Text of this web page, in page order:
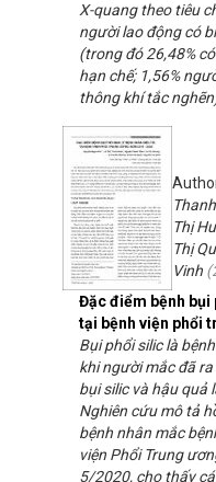
X-quang theo tiêu
người lao động có
(trong đó 26,48%
hạn chế; 1,56%
thông khí tắc
Đặc điểm bệnh bụi
tại bệnh viện phổi
Thị
Thị
Vinh (
Bụi phổi silic là
khi người mắc đã
bụi silic và hậu quả
Nghiên cứu mô tả
bệnh nhân mắc
viện Phổi Trung
5/2020, cho thấy